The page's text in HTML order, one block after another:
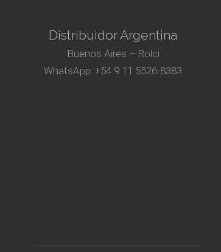
Distribuidor Argentina
Buenos Aires – Rolci
WhatsApp:+54 9 11 5526-8383